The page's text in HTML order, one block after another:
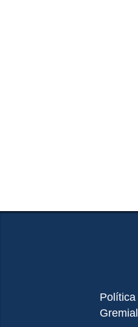
Política
Gremial